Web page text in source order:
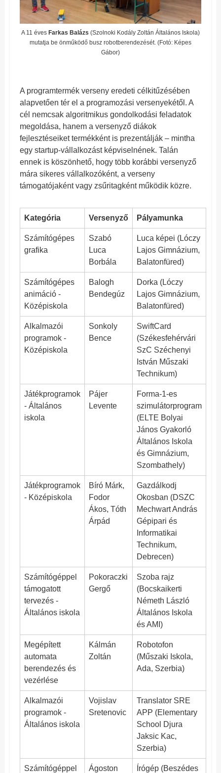
A 11 éves Farkas Balázs (Szolnoki Kodály Zoltán Általános Iskola)
mutatja be önműködő busz robotberendezését. (Fotó: Képes
Gábor)
A programtermék verseny eredeti célkitűzésében
alapvetően tér el a programozási versenyekétől. A
cél nemcsak algoritmikus gondolkodási feladatok
megoldása, hanem a versenyző diákok
fejlesztéseiket termékként is prezentálják – mintha
egy startup-vállalkozást képviselnének. Talán
ennek is köszönhető, hogy több korábbi versenyző
mára sikeres vállalkozóként, a verseny
támogatójaként vagy zsűritagként működik közre.
Kategória Versenyző Pályamunka
Számítógépes
grafika
Szabó
Luca
Borbála
Luca képei (Lóczy
Lajos Gimnázium,
Balatonfüred)
Számítógépes
animáció -
Középiskola
Balogh
Bendegúz
Dorka (Lóczy
Lajos Gimnázium,
Balatonfüred)
Alkalmazói
programok -
Középiskola
Sonkoly
Bence
SwiftCard
(Székesfehérvári
SzC Széchenyi
István Műszaki
Technikum)
Játékprogramok
- Általános
iskola
Pájer
Levente
Forma-1-es
szimulátorprogram
(ELTE Bolyai
János Gyakorló
Általános Iskola
és Gimnázium,
Szombathely)
Játékprogramok
- Középiskola
Bíró Márk,
Fodor
Ákos, Tóth
Árpád
Gazdálkodj
Okosban (DSZC
Mechwart András
Gépipari és
Informatikai
Technikum,
Debrecen)
Számítógéppel
támogatott
tervezés -
Általános iskola
Pokoraczki
Gergő
Szoba rajz
(Bocskaikerti
Németh László
Általános Iskola
és AMI)
Megépített
automata
berendezés és
vezérlése
Kálmán
Zoltán
Robotofon
(Műszaki Iskola,
Ada, Szerbia)
Alkalmazói
programok -
Általános iskola
Vojislav
Sretenovic
Translator SRE
APP (Elementary
School Djura
Jaksic Kac,
Szerbia)
Számítógéppel
Ágoston
Írógép (Beszédes